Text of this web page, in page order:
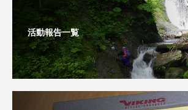
活動報告一覧